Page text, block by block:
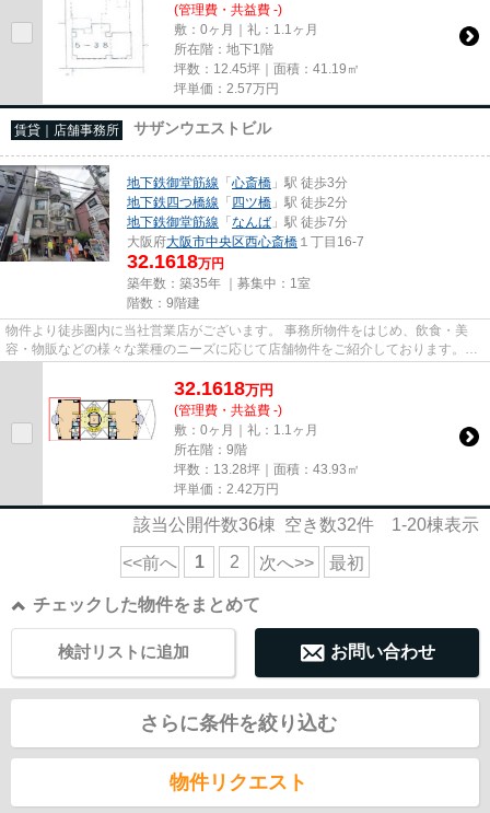
(管理費・共益費 -)
敷：0ヶ月｜礼：1.1ヶ月
所在階：地下1階
坪数：12.45坪｜面積：41.19㎡
坪単価： 2.57万円
賃貸｜店舗事務所 サザンウエストビル
地下鉄御堂筋線 「心斎橋 」駅 徒歩3分
地下鉄四つ橋線 「四ツ橋 」駅 徒歩2分
地下鉄御堂筋線 「なんば 」駅 徒歩7分
大阪府大阪市中央区西心斎橋 １丁目16-7
32.1618万円
築年数：築35年 ｜募集中： 1室
階数：9階建
物件より徒歩圏内に当社営業店がございます。 事務所物件をはじめ、飲食・美
容・物販などの様々な業種のニーズに応じて店舗物件をご紹介しております。
尚、弊社ではおとり広告は一切...
32.1618万円
(管理費・共益費 -)
敷：0ヶ月｜礼：1.1ヶ月
所在階：9階
坪数：13.28坪｜面積：43.93㎡
坪単価： 2.42万円
該当公開件数36棟 空き数32件 1-20棟表示
<<前へ 1 2 次へ>> 最初
チェックした物件をまとめて
お問い合わせ
検討リストに追加
さらに条件を絞り込む
物件リクエスト